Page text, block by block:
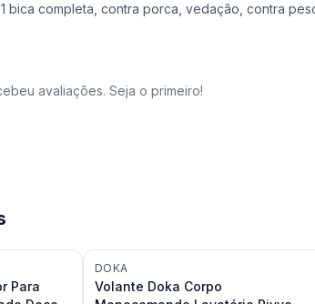
bica completa, contra porca, vedação, contra
avaliações. Seja o primeiro!
Para
DOKA
Volante Doka Corpo